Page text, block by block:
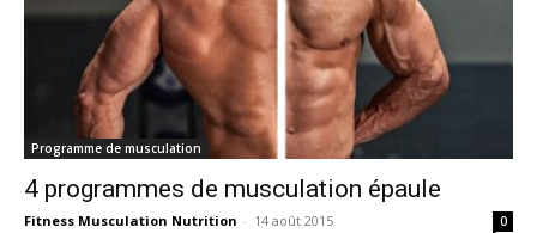
Programme de musculation
4 programmes de musculation épaule
Fitness Musculation Nutrition - 14 août 2015 0